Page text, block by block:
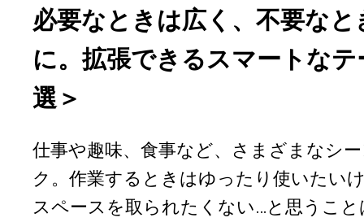
必要なときは広く、不要な
に。拡張できるスマートな
選＞
仕事や趣味、食事など、さまざまなシ
ク。作業するときはゆったり使いたい
スペースを取られたくない…と思うこ